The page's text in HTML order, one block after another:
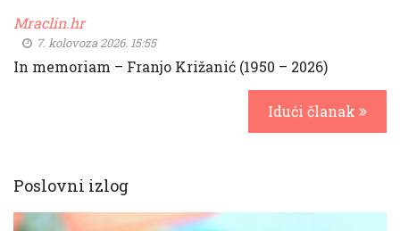
Mraclin.hr
7. kolovoza 2026. 15:55
In memoriam – Franjo Križanić (1950 – 2026)
Idući članak
Poslovni izlog